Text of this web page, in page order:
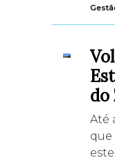
do
Até
que